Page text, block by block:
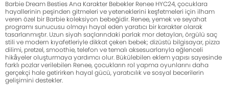
Barbie Dream Besties Ana Karakter Bebekler Renee HYC24, çocuklara
hayallerinin peşinden gitmeleri ve yeteneklerini keşfetmeleri için ilham
veren özel bir Barbie koleksiyon bebeğidir. Renee, yemek ve seyahat
programı sunucusu olmayı hayal eden yaratıcı bir karakter olarak
tasarlanmıştır. Uzun siyah saçlarındaki parlak mor detayları, örgülü saç
stili ve modern kıyafetleriyle dikkat çeken bebek; dizüstü bilgisayar, pizza
dilimi, pretzel, smoothie, telefon ve temalı aksesuarlarıyla eğlenceli
hikâyeler oluşturmaya yardımcı olur. Bükülebilen eklem yapısı sayesinde
farklı pozlar verilebilen Renee, çocukların rol yapma oyunlarını daha
gerçekçi hale getirirken hayal gücü, yaratıcılık ve sosyal becerilerin
gelişimini destekler.